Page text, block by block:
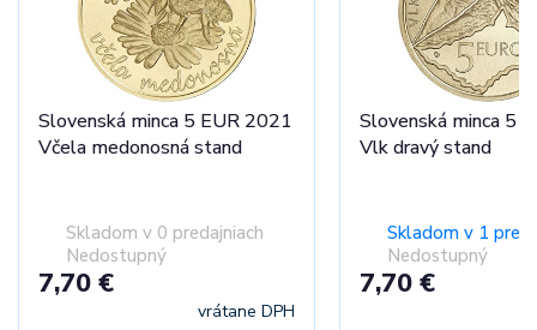
Slovenská minca 5 EUR 2021
Včela medonosná stand
Skladom v 0 predajniach
Nedostupný
7,70 €
vrátane DPH
Slovenská minca 5
Vlk dravý stand
Skladom v 1
Nedostupný
7,70 €